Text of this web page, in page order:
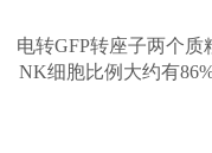
电转GFP转座子两个质
NK细胞比例大约有